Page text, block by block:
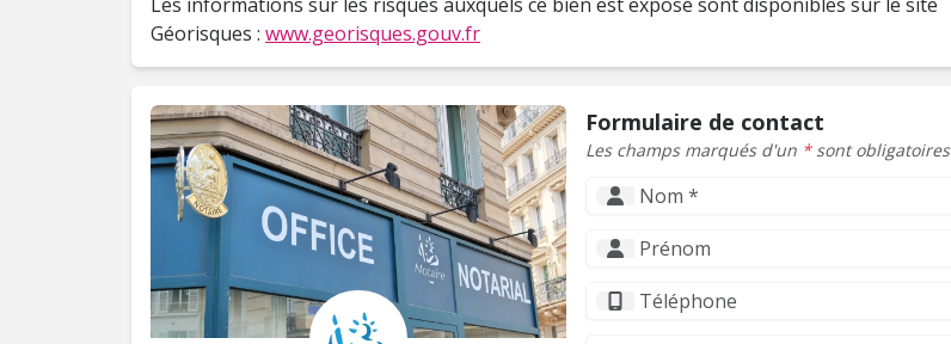
Géorisques : www.georisques.gouv.fr
Formulaire de contact
Les champs marqués d'un *sont obligatoires